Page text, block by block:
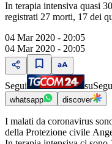
In terapia intensiva quasi
registrati 27 morti, 17 dei
04 Mar 2020 - 20:05
04 Mar 2020 - 20:05
Segui su
whatsapp discover
I malati da coronavirus
della Protezione civile